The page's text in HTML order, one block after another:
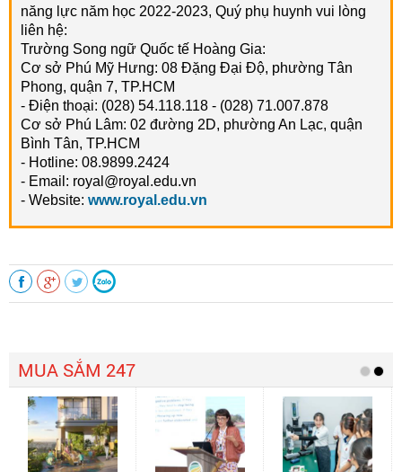
năng lực năm học 2022-2023, Quý phụ huynh vui lòng
liên hệ:
Trường Song ngữ Quốc tế Hoàng Gia:
Cơ sở Phú Mỹ Hưng: 08 Đặng Đại Độ, phường Tân
Phong, quận 7, TP.HCM
- Điện thoại: (028) 54.118.118 - (028) 71.007.878
Cơ sở Phú Lâm: 02 đường 2D, phường An Lạc, quận
Bình Tân, TP.HCM
- Hotline: 08.9899.2424
- Email: royal@royal.edu.vn
- Website: www.royal.edu.vn